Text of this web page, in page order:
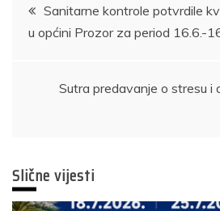
članaka
Sanitarne kontrole potvrdile
u općini Prozor za period 16.6.-
Sutra predavanje o stresu i
Slične vijesti